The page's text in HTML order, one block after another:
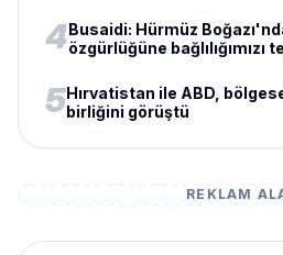
4Busaidi: Hürmüz
özgürlüğüne bağlılığımızı
5Hırvatistan ile ABD,
birliğini görüştü
REKLAM